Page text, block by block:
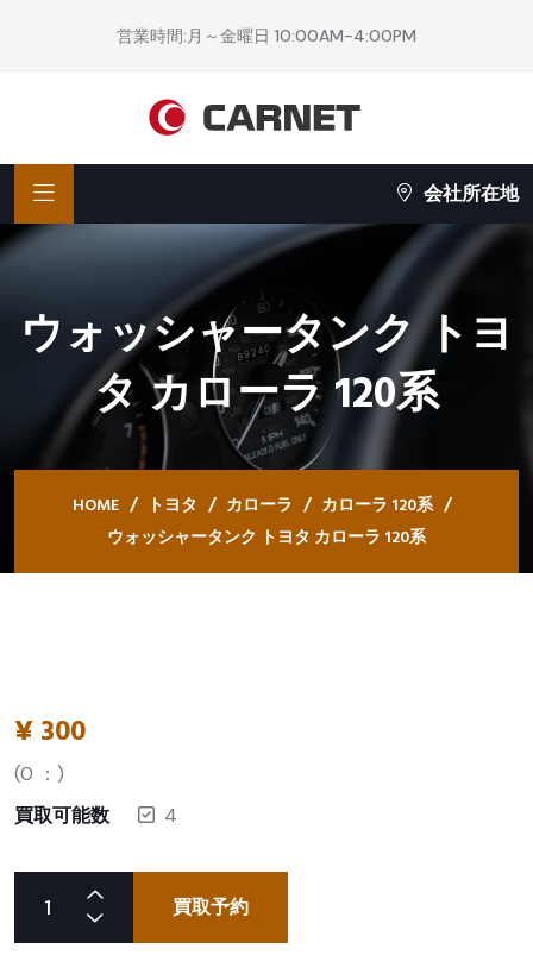
営業時間:月～金曜日 10:00AM-4:00PM
会社所在地
ウォッシャータンク トヨ
タ カローラ 120系
HOME トヨタ カローラ
カローラ 120系
ウォッシャータンク トヨタ カローラ 120系
¥ 300
(0 ：)
買取可能数
4
買取予約